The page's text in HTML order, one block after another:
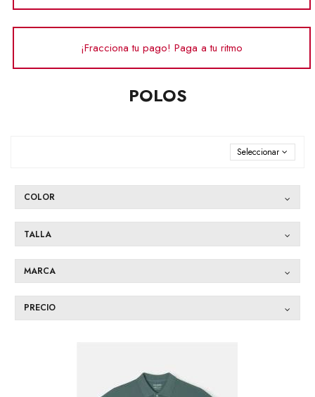
¡Fracciona tu pago! Paga a tu ritmo
POLOS
Seleccionar
COLOR
TALLA
MARCA
PRECIO